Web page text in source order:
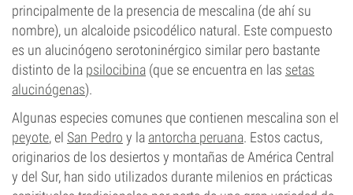
principalmente de la presencia de mescalina (de ahí su
nombre), un alcaloide psicodélico natural. Este compuesto
es un alucinógeno serotoninérgico similar pero bastante
distinto de la psilocibina (que se encuentra en las setas
alucinógenas).
Algunas especies comunes que contienen mescalina son el
peyote, el San Pedro y la antorcha peruana. Estos cactus,
originarios de los desiertos y montañas de América Central
y del Sur, han sido utilizados durante milenios en prácticas